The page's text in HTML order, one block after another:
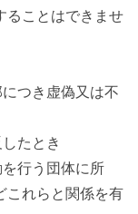
ることはできませ
つき虚偽又は不
たとき
行う団体に所
これらと関係を有